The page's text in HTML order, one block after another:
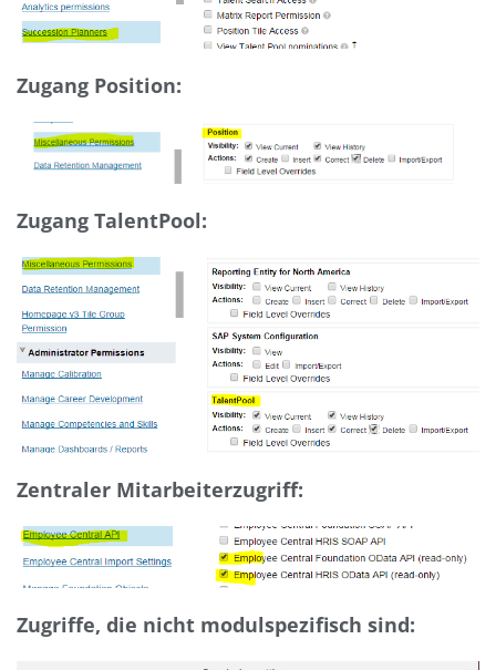
Zugang Position:
Zugang TalentPool:
Zentraler Mitarbeiterzugriff:
Zugriffe, die nicht modulspezifisch sind: